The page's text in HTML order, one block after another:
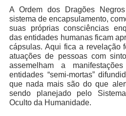
A Ordem dos Dragões
sistema de encapsulamento,
suas próprias consciências
das entidades humanas ficam
cápsulas. Aqui fica a revelação
atuações de pessoas com
assemelham a
entidades “semi-mortas”
que nada mais são do que
sendo planejado pelo
Oculto da Humanidade.